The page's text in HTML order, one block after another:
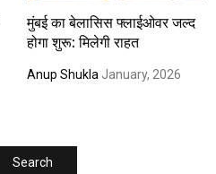
मुंबई का बेलासिस फ्लाईओवर जल्द
होगा शुरू: मिलेगी राहत
Anup Shukla January, 2026